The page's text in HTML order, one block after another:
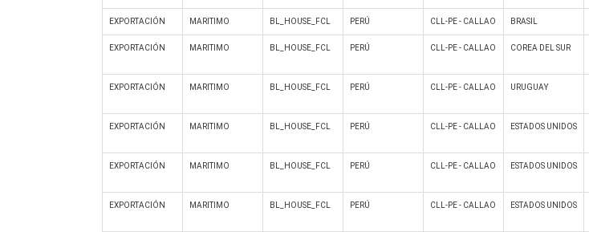
EXPORTACIÓN MARITIMO BL_HOUSE_FCL PERÚ CLL-PE - CALLAO BRASIL
EXPORTACIÓN MARITIMO BL_HOUSE_FCL PERÚ CLL-PE - CALLAO COREA DEL SUR
EXPORTACIÓN MARITIMO BL_HOUSE_FCL PERÚ CLL-PE - CALLAO URUGUAY
EXPORTACIÓN MARITIMO BL_HOUSE_FCL PERÚ CLL-PE - CALLAO ESTADOS UNIDOS
EXPORTACIÓN MARITIMO BL_HOUSE_FCL PERÚ CLL-PE - CALLAO ESTADOS UNIDOS
EXPORTACIÓN MARITIMO BL_HOUSE_FCL PERÚ CLL-PE - CALLAO ESTADOS UNIDOS